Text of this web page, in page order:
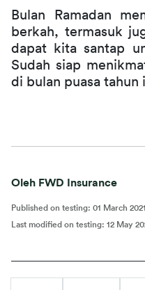
Bulan Ramadan
berkah, termasuk
dapat kita santap
Sudah siap
di bulan puasa tahun
Oleh FWD Insurance
Published on testing: 01 March 2021
Last modified on testing: 12 May